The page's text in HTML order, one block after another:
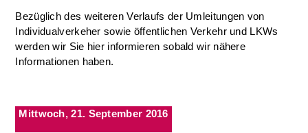
Bezüglich des weiteren Verlaufs der Umleitungen von
Individualverkeher sowie öffentlichen Verkehr und LKWs
werden wir Sie hier informieren sobald wir nähere
Informationen haben.
Mittwoch, 21. September 2016